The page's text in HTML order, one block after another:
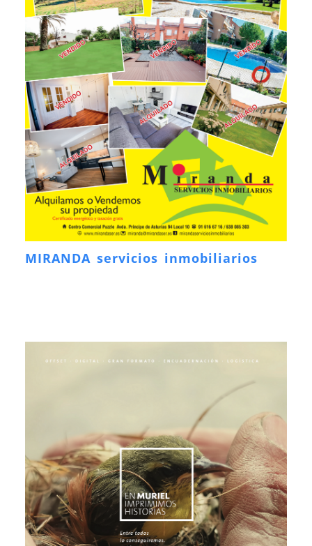
MIRANDA servicios inmobiliarios